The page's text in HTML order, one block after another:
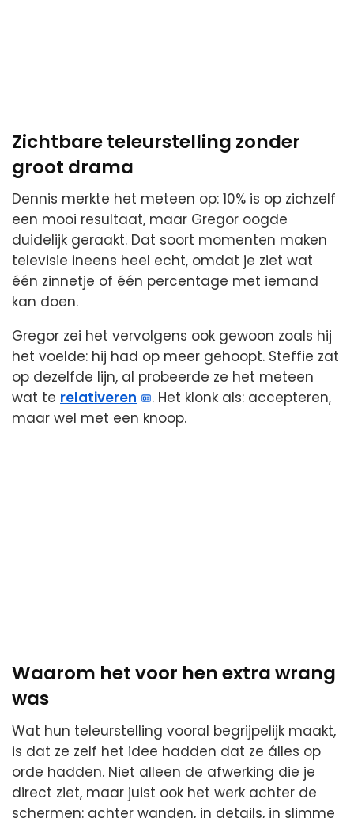
Zichtbare teleurstelling zonder
groot drama
Dennis merkte het meteen op: 10% is op zichzelf
een mooi resultaat, maar Gregor oogde
duidelijk geraakt. Dat soort momenten maken
televisie ineens heel echt, omdat je ziet wat
één zinnetje of één percentage met iemand
kan doen.
Gregor zei het vervolgens ook gewoon zoals hij
het voelde: hij had op meer gehoopt. Steffie zat
op dezelfde lijn, al probeerde ze het meteen
wat te relativeren
. Het klonk als: accepteren,
maar wel met een knoop.
Waarom het voor hen extra wrang
was
Wat hun teleurstelling vooral begrijpelijk maakt,
is dat ze zelf het idee hadden dat ze álles op
orde hadden. Niet alleen de afwerking die je
direct ziet, maar juist ook het werk achter de
schermen: achter wanden, in details, in slimme